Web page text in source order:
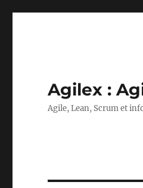
Agilex :
Agile, Lean, Scrum et